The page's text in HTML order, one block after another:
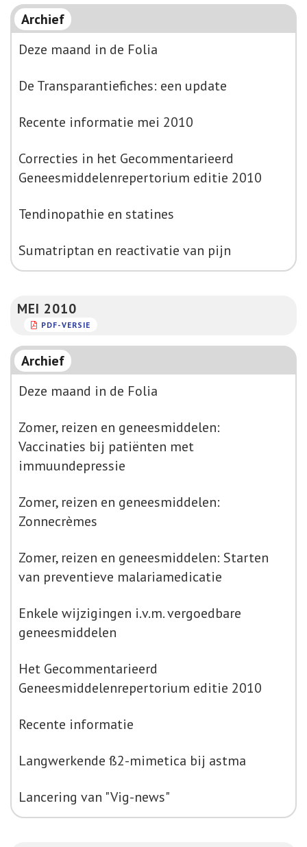
Archief
Deze maand in de Folia
De Transparantiefiches: een update
Recente informatie mei 2010
Correcties in het Gecommentarieerd
Geneesmiddelenrepertorium editie 2010
Tendinopathie en statines
Sumatriptan en reactivatie van pijn
MEI 2010
PDF-VERSIE
Archief
Deze maand in de Folia
Zomer, reizen en geneesmiddelen:
Vaccinaties bij patiënten met
immuundepressie
Zomer, reizen en geneesmiddelen:
Zonnecrèmes
Zomer, reizen en geneesmiddelen: Starten
van preventieve malariamedicatie
Enkele wijzigingen i.v.m. vergoedbare
geneesmiddelen
Het Gecommentarieerd
Geneesmiddelenrepertorium editie 2010
Recente informatie
Langwerkende ß2-mimetica bij astma
Lancering van "Vig-news"